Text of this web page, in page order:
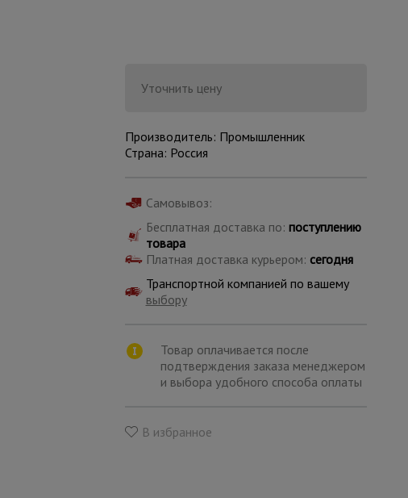
Уточнить цену
Производитель: Промышленник
Страна: Россия
Самовывоз:
Бесплатная доставка по: поступлению
товара
Платная доставка курьером: сегодня
Транспортной компанией по вашему
выбору
Товар оплачивается после
подтверждения заказа менеджером
и выбора удобного способа оплаты
В избранное